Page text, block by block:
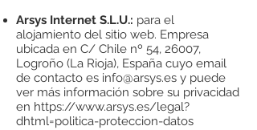
Arsys Internet S.L.U.: para el
alojamiento del sitio web. Empresa
ubicada en C/ Chile nº 54, 26007,
Logroño (La Rioja), España cuyo email
de contacto es info@arsys.es y puede
ver más información sobre su privacidad
en https://www.arsys.es/legal?
dhtml=politica-proteccion-datos